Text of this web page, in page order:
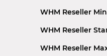
WHM Reseller
WHM Reseller
WHM Reseller